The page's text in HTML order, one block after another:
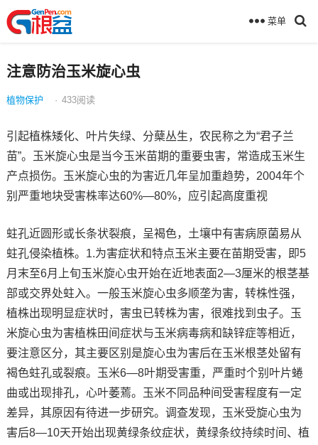
菜单
注意防治玉米旋心虫
植物保护 · 433阅读
引起植株矮化、叶片失绿、分蘖丛生，农民称之为“君子兰
苗”。玉米旋心虫是当今玉米苗期的重要虫害，常造成玉米生
产点损伤。玉米旋心虫的为害近几年呈加重趋势，2004年个
别严重地块受害株率达60%—80%，应引起高度重视
蛀孔近圆形或长条状裂痕，呈褐色，土壤中有害病原菌易从
蛀孔侵染植株。1.为害症状和特点玉米主要在苗期受害，即5
月末至6月上旬玉米旋心虫开始在近地表面2—3厘米的根茎基
部或交界处蛀入。一般玉米旋心虫多顺垄为害，转株性强，
植株出现明显症状时，害虫已转株为害，很难找到虫子。玉
米旋心虫为害植株田间症状与玉米病毒病和缺锌症等相近，
要注意区分，其主要区别是旋心虫为害后在玉米根茎处留有
褐色蛀孔或裂痕。玉米6—8叶期受害重，严重时个别叶片蜷
曲或出现排孔，心叶萎蔫。玉米不同品种间受害程度有一定
差异，其原因有待进一步研究。调查发现，玉米受旋心虫为
害后8—10天开始出现黄绿条纹症状，黄绿条纹持续时间、植